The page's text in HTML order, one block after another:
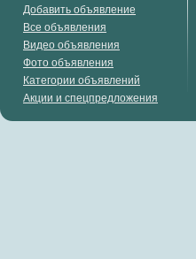
Добавить объявление
Все объявления
Видео объявления
Фото объявления
Категории объявлений
Акции и спецпредложения